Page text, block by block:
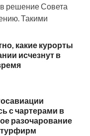
решение Совета
Такими
какие курорты
исчезнут в
с чартерами в
разочарование
турфирм